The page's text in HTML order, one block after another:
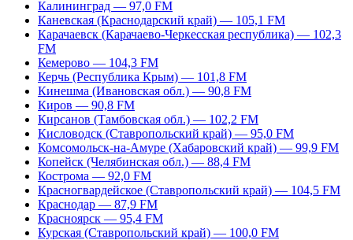
Калининград — 97,0 FM
Каневская (Краснодарский край) — 105,1 FM
Карачаевск (Карачаево-Черкесская республика) — 102,3
FM
Кемерово — 104,3 FM
Керчь (Республика Крым) — 101,8 FM
Кинешма (Ивановская обл.) — 90,8 FM
Киров — 90,8 FM
Кирсанов (Тамбовская обл.) — 102,2 FM
Кисловодск (Ставропольский край) — 95,0 FM
Комсомольск-на-Амуре (Хабаровский край) — 99,9 FM
Копейск (Челябинская обл.) — 88,4 FM
Кострома — 92,0 FM
Красногвардейское (Ставропольский край) — 104,5 FM
Краснодар — 87,9 FM
Красноярск — 95,4 FM
Курская (Ставропольский край) — 100,0 FM